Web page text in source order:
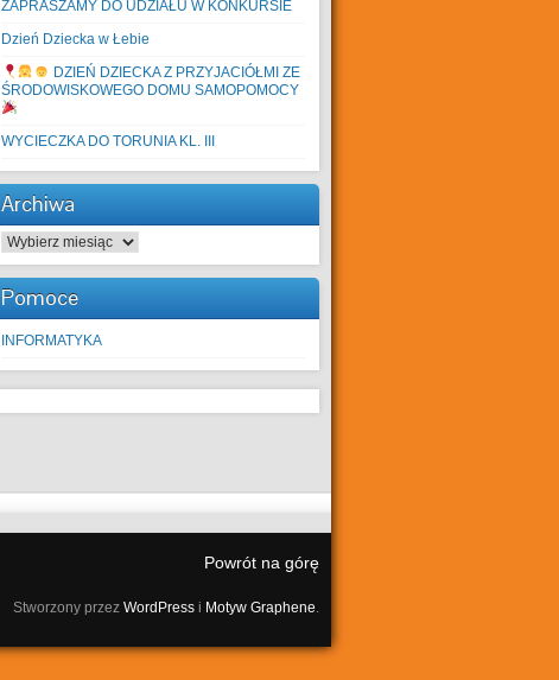
ZAPRASZAMY DO UDZIAŁU W KONKURSIE
Dzień Dziecka w Łebie
DZIEŃ DZIECKA Z PRZYJACIÓŁMI ZE
ŚRODOWISKOWEGO DOMU SAMOPOMOCY
WYCIECZKA DO TORUNIA KL. III
Archiwa
Archiwa
Pomoce
INFORMATYKA
Powrót na górę
Stworzony przez WordPress i Motyw Graphene